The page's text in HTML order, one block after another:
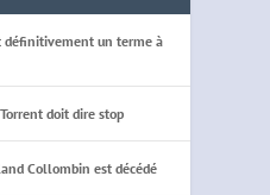
définitivement un terme à
doit dire stop
Collombin est décédé